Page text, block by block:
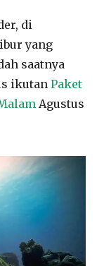
di
yang
saatnya
ikutanPaket
Agustus